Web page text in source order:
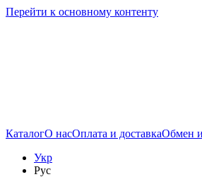
Перейти к основному контенту
КаталогО насОплата и доставкаОбмен
Укр
Рус